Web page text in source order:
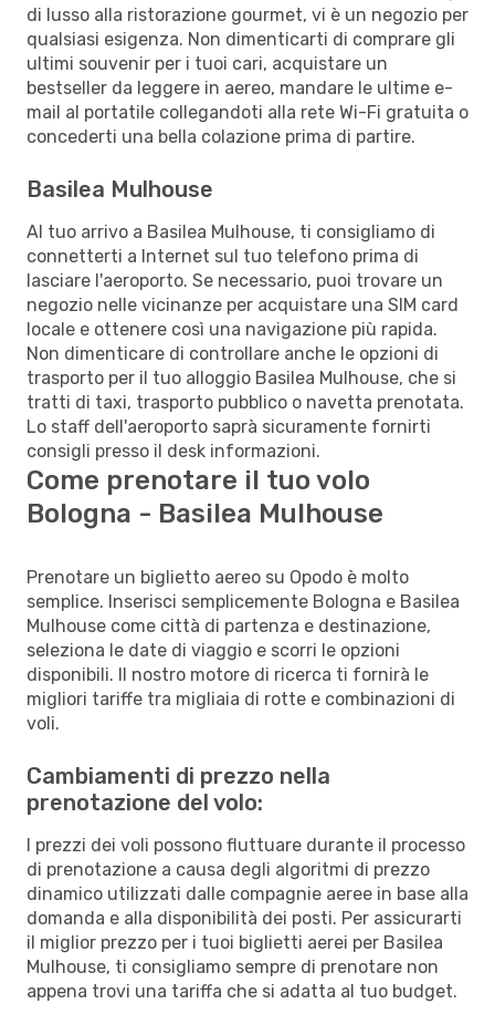
di lusso alla ristorazione gourmet, vi è un negozio per
qualsiasi esigenza. Non dimenticarti di comprare gli
ultimi souvenir per i tuoi cari, acquistare un
bestseller da leggere in aereo, mandare le ultime e-
mail al portatile collegandoti alla rete Wi-Fi gratuita o
concederti una bella colazione prima di partire.
Basilea Mulhouse
Al tuo arrivo a Basilea Mulhouse, ti consigliamo di
connetterti a Internet sul tuo telefono prima di
lasciare l'aeroporto. Se necessario, puoi trovare un
negozio nelle vicinanze per acquistare una SIM card
locale e ottenere così una navigazione più rapida.
Non dimenticare di controllare anche le opzioni di
trasporto per il tuo alloggio Basilea Mulhouse, che si
tratti di taxi, trasporto pubblico o navetta prenotata.
Lo staff dell'aeroporto saprà sicuramente fornirti
consigli presso il desk informazioni.
Come prenotare il tuo volo
Bologna - Basilea Mulhouse
Prenotare un biglietto aereo su Opodo è molto
semplice. Inserisci semplicemente Bologna e Basilea
Mulhouse come città di partenza e destinazione,
seleziona le date di viaggio e scorri le opzioni
disponibili. Il nostro motore di ricerca ti fornirà le
migliori tariffe tra migliaia di rotte e combinazioni di
voli.
Cambiamenti di prezzo nella
prenotazione del volo:
I prezzi dei voli possono fluttuare durante il processo
di prenotazione a causa degli algoritmi di prezzo
dinamico utilizzati dalle compagnie aeree in base alla
domanda e alla disponibilità dei posti. Per assicurarti
il miglior prezzo per i tuoi biglietti aerei per Basilea
Mulhouse, ti consigliamo sempre di prenotare non
appena trovi una tariffa che si adatta al tuo budget.